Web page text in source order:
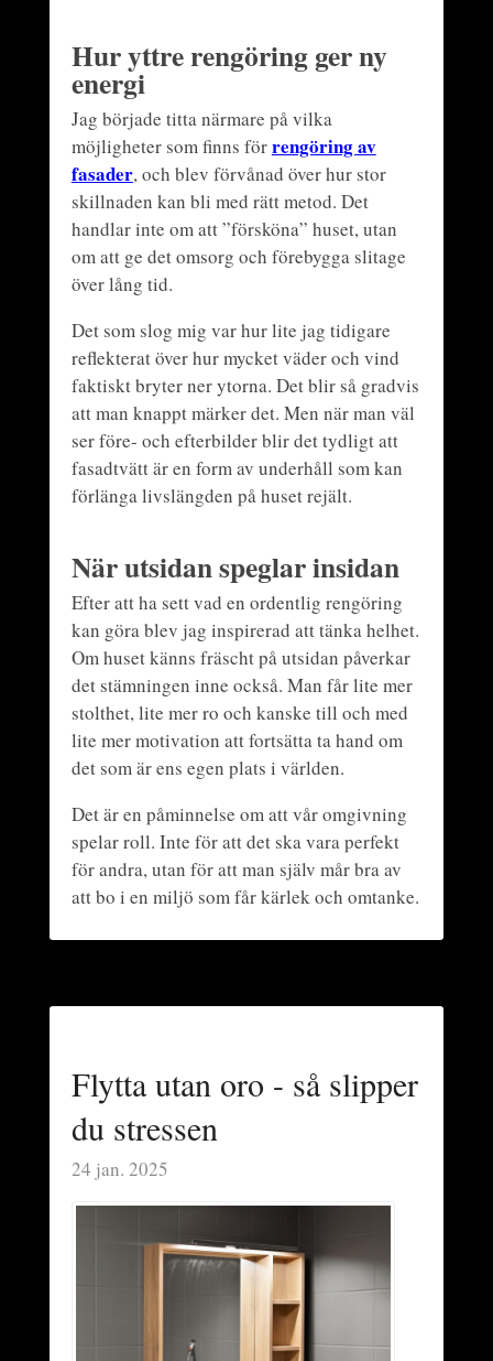
Hur yttre rengöring ger ny
energi
Jag började titta närmare på vilka
möjligheter som finns förrengöring av
fasader, och blev förvånad över hur stor
skillnaden kan bli med rätt metod. Det
handlar inte om att ”försköna” huset, utan
om att ge det omsorg och förebygga slitage
över lång tid.
Det som slog mig var hur lite jag tidigare
reflekterat över hur mycket väder och vind
faktiskt bryter ner ytorna. Det blir så gradvis
att man knappt märker det. Men när man väl
ser före- och efterbilder blir det tydligt att
fasadtvätt är en form av underhåll som kan
förlänga livslängden på huset rejält.
När utsidan speglar insidan
Efter att ha sett vad en ordentlig rengöring
kan göra blev jag inspirerad att tänka helhet.
Om huset känns fräscht på utsidan påverkar
det stämningen inne också. Man får lite mer
stolthet, lite mer ro och kanske till och med
lite mer motivation att fortsätta ta hand om
det som är ens egen plats i världen.
Det är en påminnelse om att vår omgivning
spelar roll. Inte för att det ska vara perfekt
för andra, utan för att man själv mår bra av
att bo i en miljö som får kärlek och omtanke.
Flytta utan oro - så slipper
du stressen
24 jan. 2025